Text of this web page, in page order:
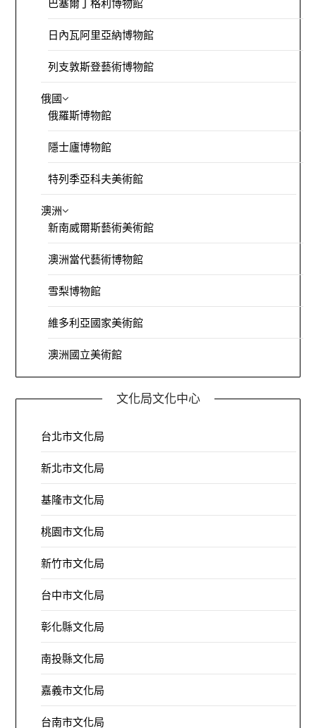
巴塞爾丁格利博物館
日內瓦阿里亞納博物館
列支敦斯登藝術博物館
俄國
俄羅斯博物館
隱士廬博物館
特列季亞科夫美術館
澳洲
新南威爾斯藝術美術館
澳洲當代藝術博物館
雪梨博物館
維多利亞國家美術館
澳洲國立美術館
文化局文化中心
台北市文化局
新北市文化局
基隆市文化局
桃園市文化局
新竹市文化局
台中市文化局
彰化縣文化局
南投縣文化局
嘉義市文化局
台南市文化局